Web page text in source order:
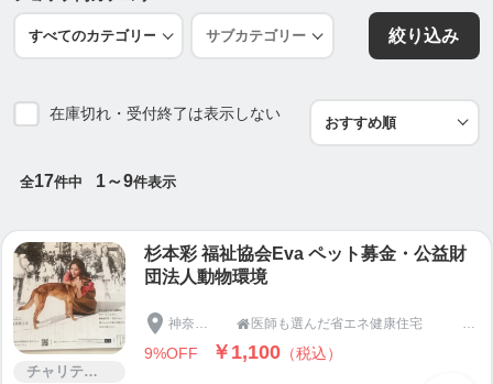
→バス116系統若葉台中央行き乗車
→若葉台南バス停下車
注文建築 横浜を中心に神奈川県全域と東京都内で
住宅呼吸する家、入居後アトピーが治ったというお
客様の声を聞いてください。http://www.suzukoh.co.j
p/customer_voice/voice_27/
横浜で暮らす生活を建築士と共に創るやすらぎある
住まい。37年強の企業努力で培われた技術と、納得
絞り込み
在庫切れ・受付終了は表示しない
全17件中 1～9件表示
チャリティー
杉本彩 福祉協会Eva ペット募金・公益財
団法人動物環境

9%OFF ￥1,100 （税込）